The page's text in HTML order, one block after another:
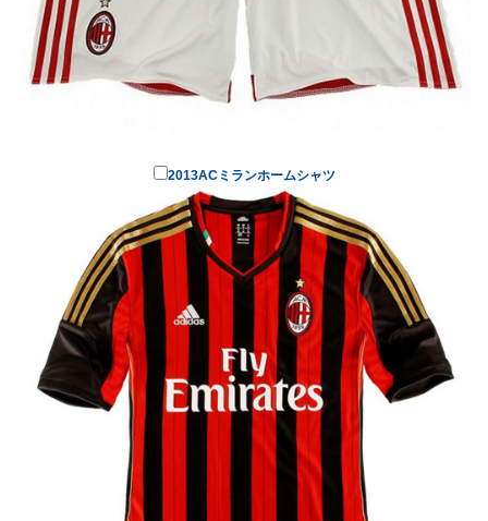
2013ACミランホームシャツ